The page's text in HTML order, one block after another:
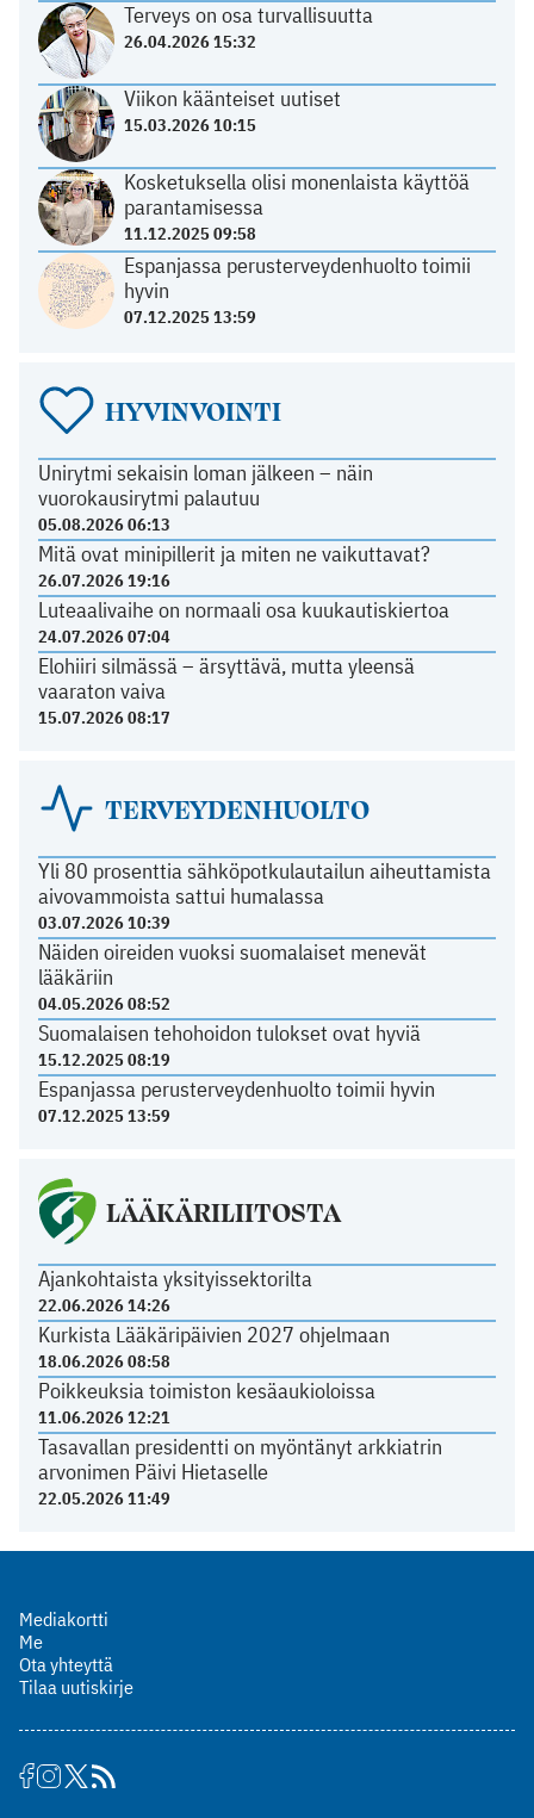
Terveys on osa turvallisuutta
26.04.2026 15:32
Viikon käänteiset uutiset
15.03.2026 10:15
Kosketuksella olisi monenlaista käyttöä
parantamisessa
11.12.2025 09:58
Espanjassa perusterveydenhuolto toimii
hyvin
07.12.2025 13:59
HYVINVOINTI
Unirytmi sekaisin loman jälkeen – näin
vuorokausirytmi palautuu
05.08.2026 06:13
Mitä ovat minipillerit ja miten ne vaikuttavat?
26.07.2026 19:16
Luteaalivaihe on normaali osa kuukautiskiertoa
24.07.2026 07:04
Elohiiri silmässä – ärsyttävä, mutta yleensä
vaaraton vaiva
15.07.2026 08:17
TERVEYDENHUOLTO
Yli 80 prosenttia sähköpotkulautailun aiheuttamista
aivovammoista sattui humalassa
03.07.2026 10:39
Näiden oireiden vuoksi suomalaiset menevät
lääkäriin
04.05.2026 08:52
Suomalaisen tehohoidon tulokset ovat hyviä
15.12.2025 08:19
Espanjassa perusterveydenhuolto toimii hyvin
07.12.2025 13:59
LÄÄKÄRILIITOSTA
Ajankohtaista yksityissektorilta
22.06.2026 14:26
Kurkista Lääkäripäivien 2027 ohjelmaan
18.06.2026 08:58
Poikkeuksia toimiston kesäaukioloissa
11.06.2026 12:21
Tasavallan presidentti on myöntänyt arkkiatrin
arvonimen Päivi Hietaselle
22.05.2026 11:49
Mediakortti
Me
Ota yhteyttä
Tilaa uutiskirje